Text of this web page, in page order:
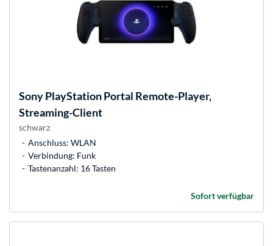
SonyPlayStation Portal Remote-Player,
Streaming-Client
schwarz
Anschluss: WLAN
Verbindung: Funk
Tastenanzahl: 16 Tasten
Sofort verfügbar